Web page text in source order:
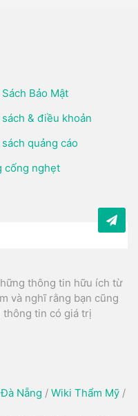
Bảo Mật
& điều khoản
quảng cáo
cống nghẹt
thông tin hữu ích từ
và nghĩ rằng bạn cũng
thông tin có giá trị
Nẵng / Wiki Thẩm Mỹ /